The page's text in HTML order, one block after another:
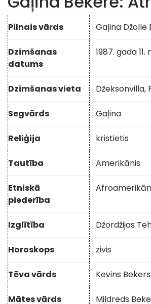
Pilnais vārds Gaļina Džolle
Dzimšanas
datums
1987. gada
Dzimšanas vieta Džeksonvilla,
Segvārds Gaļina
Reliģija kristietis
Tautība Amerikānis
Etniskā
piederība
Izglītība Džordžijas
Horoskops zivis
Tēva vārds Kevins Bekers
Mātes vārds Mildreds